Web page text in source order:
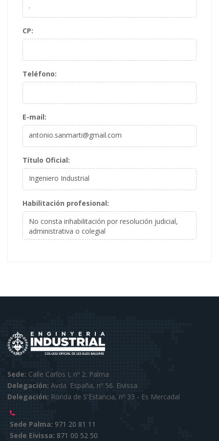
.
CP:
Teléfono:
E-mail:
antonio.sanmarti@gmail.com
Título Oficial:
Ingeniero Industrial
Habilitación profesional:
No consta inhabilitación por resolución judicial,
administrativa o colegial
Sede: Calle Carlos I, nº 2. Palma
Delegación: Avda. España, nº 56. Eivissa
Delegación: Ronda de S'Estancia, nº 33 - Es Mercadal
Sede Palma: 971 20 81 11
Sede Eivissa: 871 00 52 50